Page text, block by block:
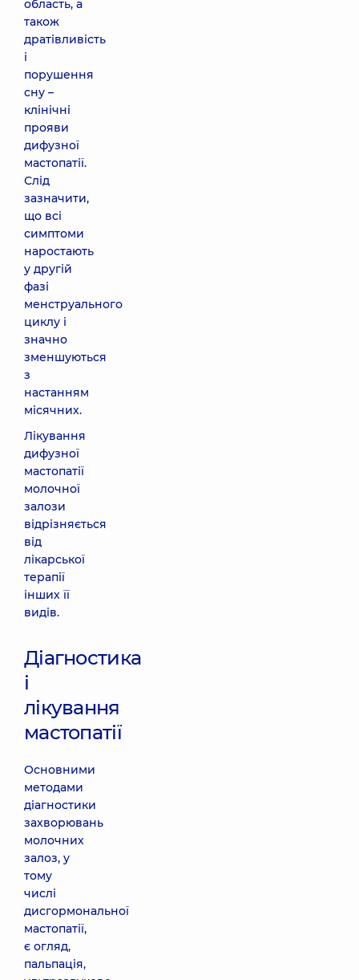
область, а
також
дратівливість
і
порушення
сну –
клінічні
прояви
дифузної
мастопатії.
Слід
зазначити,
що всі
симптоми
наростають
у другій
фазі
менструального
циклу і
значно
зменшуються
з
настанням
місячних.
Лікування
дифузної
мастопатії
молочної
залози
відрізняється
від
лікарської
терапії
інших її
видів.
Діагностика
і
лікування
мастопатії
Основними
методами
діагностики
захворювань
молочних
залоз, у
тому
числі
дисгормональної
мастопатії,
є огляд,
пальпація,